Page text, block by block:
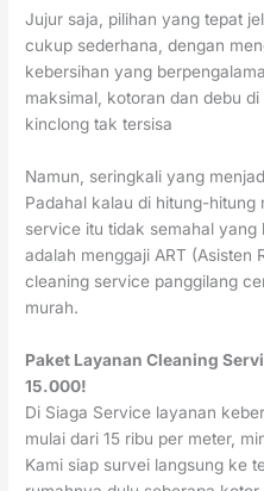
Jujur saja, pilihan yang tepat
cukup sederhana, dengan
kebersihan yang
maksimal, kotoran dan debu
kinclong tak tersisa
Namun, seringkali yang
Padahal kalau di hitung-
service itu tidak semahal
adalah menggaji ART (Asisten
cleaning service panggilang
murah.
Paket Layanan Cleaning
15.000!
Di Siaga Service layanan
mulai dari 15 ribu per meter,
Kami siap survei langsung ke